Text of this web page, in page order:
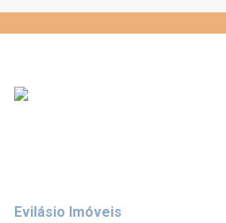
Evilásio Imóveis